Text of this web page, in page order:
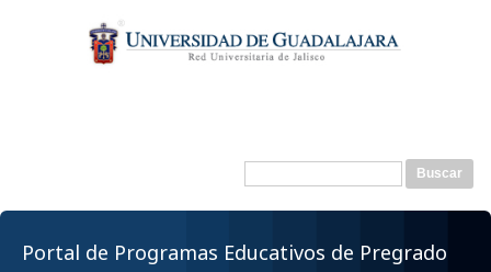
contenido
principal
Formulario de
Buscar
Portal de Programas Educativos de Pregrado